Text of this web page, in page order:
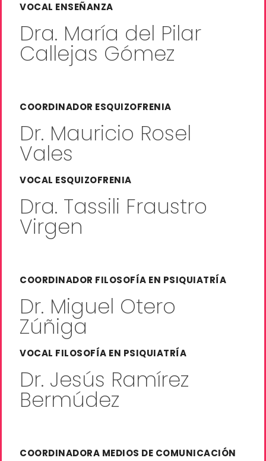
VOCAL ENSEÑANZA​
Dra. María del Pilar
Callejas Gómez
COORDINADOR ESQUIZOFRENIA
Dr. Mauricio Rosel
Vales
VOCAL ESQUIZOFRENIA​
Dra. Tassili Fraustro
Virgen
COORDINADOR FILOSOFÍA EN PSIQUIATRÍA
Dr. Miguel Otero
Zúñiga
VOCAL FILOSOFÍA EN PSIQUIATRÍA
Dr. Jesús Ramírez
Bermúdez
COORDINADORA MEDIOS DE COMUNICACIÓN